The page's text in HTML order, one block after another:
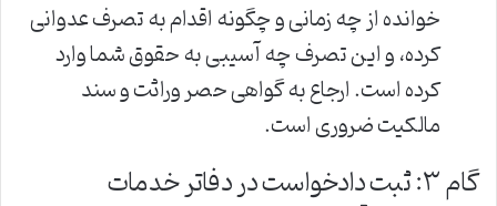
خوانده از چه زمانی و چگونه اقدام به تصرف عدوانی
کرده، و این تصرف چه آسیبی به حقوق شما وارد
کرده است. ارجاع به گواهی حصر وراثت و سند
مالکیت ضروری است.
گام ۳: ثبت دادخواست در دفاتر خدمات